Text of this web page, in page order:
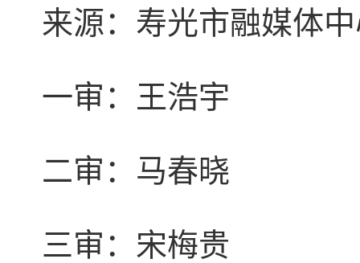
来源：寿光市融媒体
一审：王浩宇
二审：马春晓
三审：宋梅贵